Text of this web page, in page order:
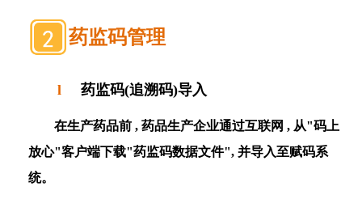
药监码管理
l 药监码(追溯码)导入
在生产药品前 , 药品生产企业通过互联网 , 从"码上
放心"客户端下载"药监码数据文件", 并导入至赋码系
统。